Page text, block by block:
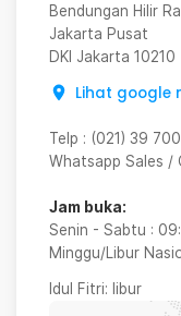
Bendungan Hilir
Jakarta Pusat
DKI Jakarta 10210
Lihat google
Telp : (021) 39
Whatsapp Sales /
Jam buka:
Senin - Sabtu :
Minggu/Libur
Idul Fitri: libur